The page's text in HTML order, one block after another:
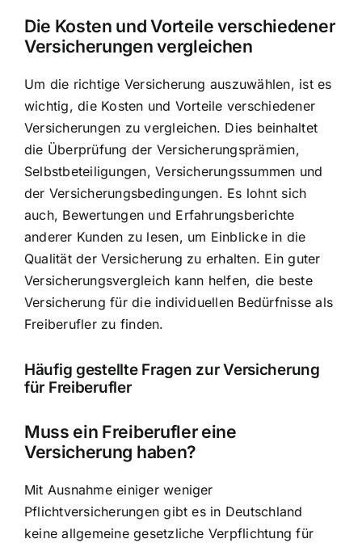
Die Kosten und Vorteile verschiedener
Versicherungen vergleichen
Um die richtige Versicherung auszuwählen, ist es
wichtig, die Kosten und Vorteile verschiedener
Versicherungen zu vergleichen. Dies beinhaltet
die Überprüfung der Versicherungsprämien,
Selbstbeteiligungen, Versicherungssummen und
der Versicherungsbedingungen. Es lohnt sich
auch, Bewertungen und Erfahrungsberichte
anderer Kunden zu lesen, um Einblicke in die
Qualität der Versicherung zu erhalten. Ein guter
Versicherungsvergleich kann helfen, die beste
Versicherung für die individuellen Bedürfnisse als
Freiberufler zu finden.
Häufig gestellte Fragen zur Versicherung
für Freiberufler
Muss ein Freiberufler eine
Versicherung haben?
Mit Ausnahme einiger weniger
Pflichtversicherungen gibt es in Deutschland
keine allgemeine gesetzliche Verpflichtung für